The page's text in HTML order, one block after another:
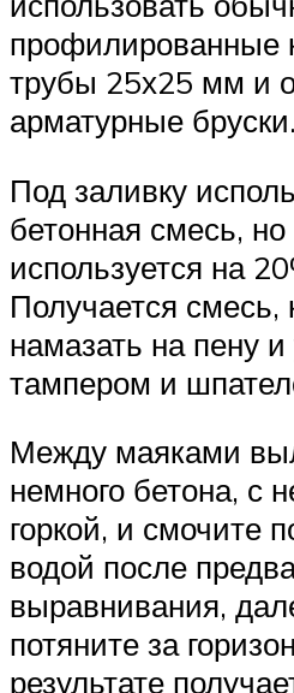
профилированные
трубы 25х25 мм и
арматурные бруски.
Под заливку
бетонная смесь,
используется на
Получается смесь,
намазать на пену и
тампером и
Между маяками
немного бетона, с
горкой, и смочите
водой после
выравнивания,
потяните за
результате